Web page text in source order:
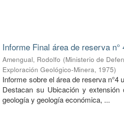
Informe Final área de reserva
Amengual, Rodolfo (Ministerio de
Exploración Geológico-Minera, 1975)
Informe sobre el área de reserva n°4
Destacan su Ubicación y
geología y geología económica, ...